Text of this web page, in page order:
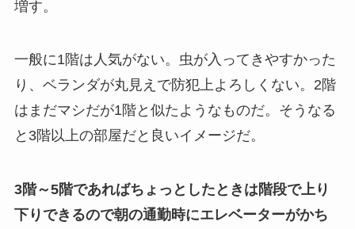
増す。
一般に1階は人気がない。虫が入ってきやすかった
り、ベランダが丸見えで防犯上よろしくない。2階
はまだマシだが1階と似たようなものだ。そうなる
と3階以上の部屋だと良いイメージだ。
3階～5階であればちょっとしたときは階段で上り
下りできるので朝の通勤時にエレベーターがかち